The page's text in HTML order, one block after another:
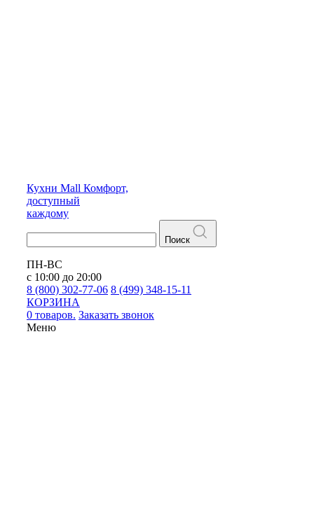
Кухни Mall Комфорт,
доступный
каждому
Поиск
ПН-ВС
с 10:00 до 20:00
8 (800) 302-77-06 8 (499) 348-15-11
КОРЗИНА
0 товаров. Заказать звонок
Меню